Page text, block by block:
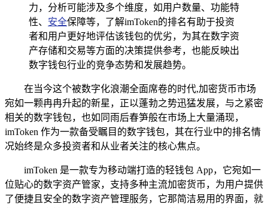
力，分析可能涉及多个维度，如用户数量、功能特
性、 安全保障等，了解imToken的排名有助于投资
者和用户更好地评估该钱包的优劣，为其在数字资
产存储和交易等方面的决策提供参考，也能反映出
数字钱包行业的竞争态势和发展趋势。
在当今这个被数字化浪潮全面席卷的时代,加密货币市场
宛如一颗冉冉升起的新星，正以蓬勃之势迅猛发展，与之紧密
相关的数字钱包，也如同雨后春笋般在市场上大量涌现，
imToken 作为一款备受瞩目的数字钱包，其在行业中的排名情
况始终是众多投资者和从业者关注的核心焦点。
imToken 是一款专为移动端打造的轻钱包 App，它宛如一
位贴心的数字资产管家，支持多种主流加密货币，为用户提供
了便捷且安全的数字资产管理服务，它那简洁易用的界面，就